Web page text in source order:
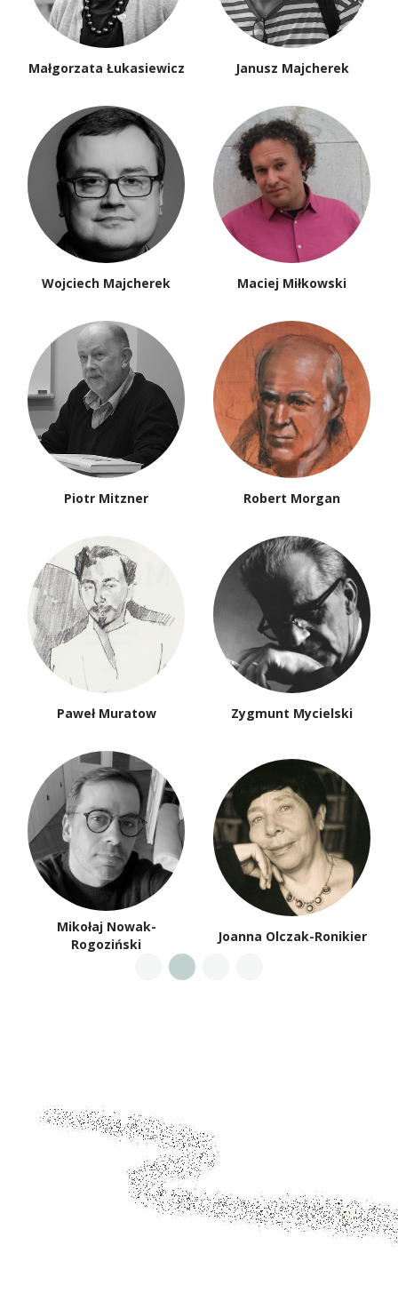
Małgorzata Łukasiewicz Janusz Majcherek
Wojciech Majcherek Maciej Miłkowski
Piotr Mitzner Robert Morgan
Paweł Muratow Zygmunt Mycielski
Mikołaj Nowak-
Rogoziński
Joanna Olczak-Ronikier